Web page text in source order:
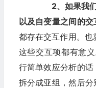
2、如果我
以及自变量之间的交
都存在交互作用。
这些交互项都有意
行简单效应分析的
拆分成亚组，然后